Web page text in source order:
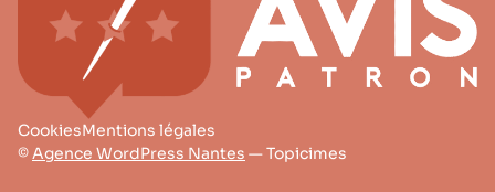
©Agence WordPress Nantes — Topicimes
CookiesMentions légales